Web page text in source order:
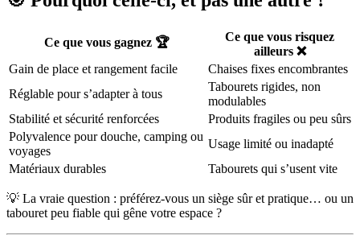
Ce que vous gagnez 🏆
Ce que vous risquez
ailleurs ❌
Gain de place et rangement facile
Chaises fixes encombrantes
Réglable pour s’adapter à tous
Tabourets rigides, non
modulables
Stabilité et sécurité renforcées
Produits fragiles ou peu sûrs
Polyvalence pour douche, camping ou
voyages
Usage limité ou inadapté
Matériaux durables
Tabourets qui s’usent vite
💡 La vraie question : préférez-vous un siège sûr et pratique… ou un
tabouret peu fiable qui gêne votre espace ?